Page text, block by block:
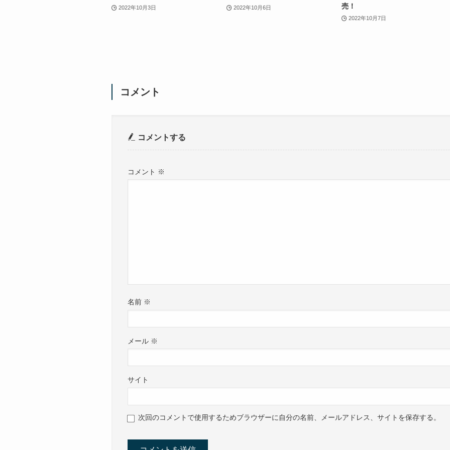
2022年10月3日 2022年10月6日
売！
2022年10月7日
コメント
コメントする
コメント ※
名前 ※
メール ※
サイト
次回のコメントで使用するためブラウザーに自分の名前、メールアドレス、サイトを保存する。